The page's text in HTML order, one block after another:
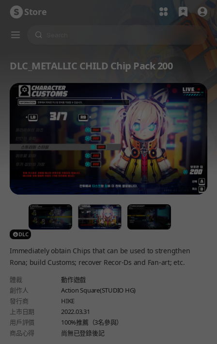
Store
DLC_METALLIC CHILD Chip Pack 200
DLC
Immediately obtain Chips that can be used to strengthen
Rona; build Customs; recover Recor-Ds and Fan-art; etc.
體裁
動作遊戲
創作人
Action Square(STUDIO HG)
發行商
HIKE
上市日期
2022.03.31
用戶評價
100%推薦（3名參與）
商品心得
尚無已登錄後記